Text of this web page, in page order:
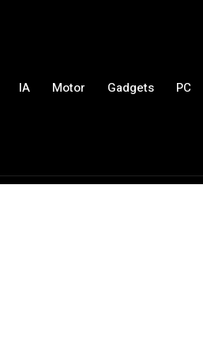
IA Motor Gadgets PC